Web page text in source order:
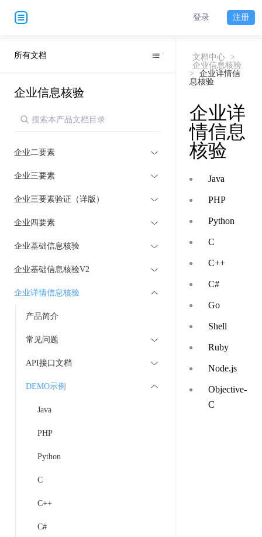
登录 注册
所有文档
企业信息核验
企业二要素
企业三要素
企业三要素验证（详版）
企业四要素
企业基础信息核验
企业基础信息核验V2
企业详情信息核验
产品简介
常见问题
API接口文档
DEMO示例
Java
PHP
Python
C
C++
C#
文档中心
>
企业信息核验
>
企业详情信
息核验
企业详
情信息
核验
Java
PHP
Python
C
C++
C#
Go
Shell
Ruby
Node.js
Objective-
C